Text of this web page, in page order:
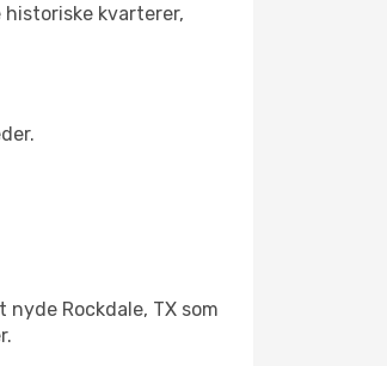
kvarterer,
Rockdale, TX som